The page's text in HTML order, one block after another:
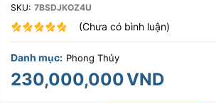
SKU: 7BSDJKOZ4U
(Chưa có bình luận)
Danh mục: Phong Thủy
230,000,000VND